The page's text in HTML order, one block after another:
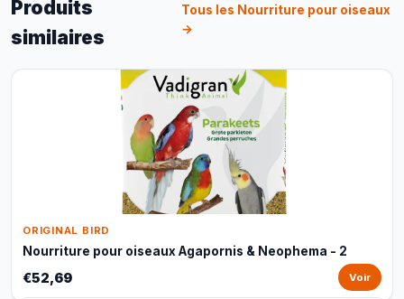
Produits
similaires
Tous les Nourriture pour oiseaux
→
ORIGINAL BIRD
Nourriture pour oiseaux Agapornis & Neophema - 2
€52,69 Voir